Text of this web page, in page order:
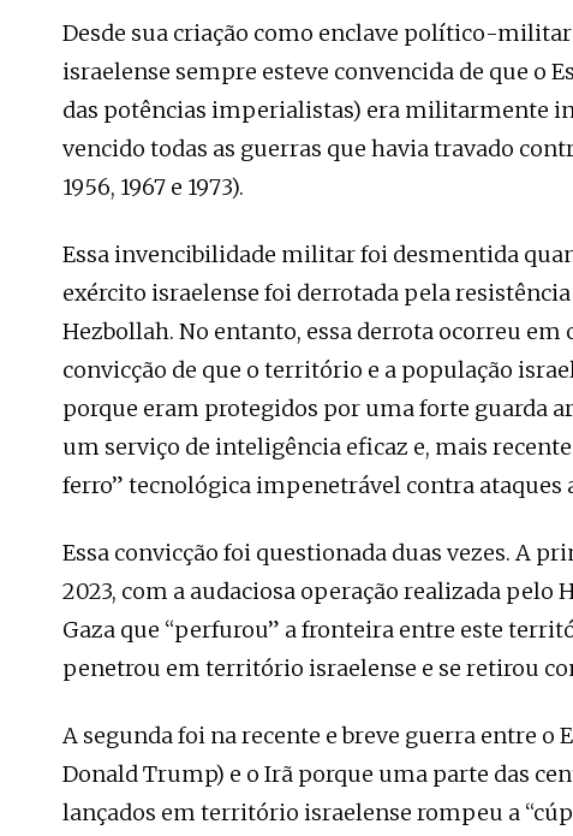
Desde sua criação como enclave político-militar
israelense sempre esteve convencida de que o
das potências imperialistas) era militarmente
vencido todas as guerras que havia travado
1956, 1967 e 1973).
Essa invencibilidade militar foi desmentida
exército israelense foi derrotada pela
Hezbollah. No entanto, essa derrota ocorreu em
convicção de que o território e a população
porque eram protegidos por uma forte guarda
um serviço de inteligência eficaz e, mais
ferro” tecnológica impenetrável contra ataques
Essa convicção foi questionada duas vezes. A
2023, com a audaciosa operação realizada pelo
Gaza que “perfurou” a fronteira entre este
penetrou em território israelense e se retirou
A segunda foi na recente e breve guerra entre o
Donald Trump) e o Irã porque uma parte das
lançados em território israelense rompeu a